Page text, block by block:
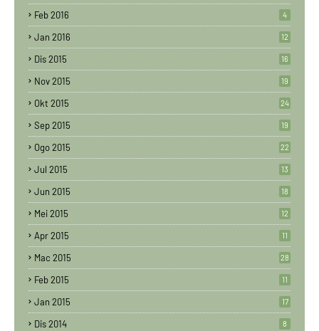
Feb 2016 4
Jan 2016 12
Dis 2015 16
Nov 2015 19
Okt 2015 24
Sep 2015 19
Ogo 2015 22
Jul 2015 13
Jun 2015 18
Mei 2015 12
Apr 2015 11
Mac 2015 28
Feb 2015 11
Jan 2015 17
Dis 2014 8